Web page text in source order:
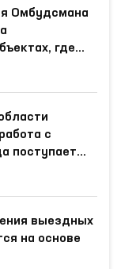
Омбудсмана
где
с
поступает
обращений
выездных
на основе